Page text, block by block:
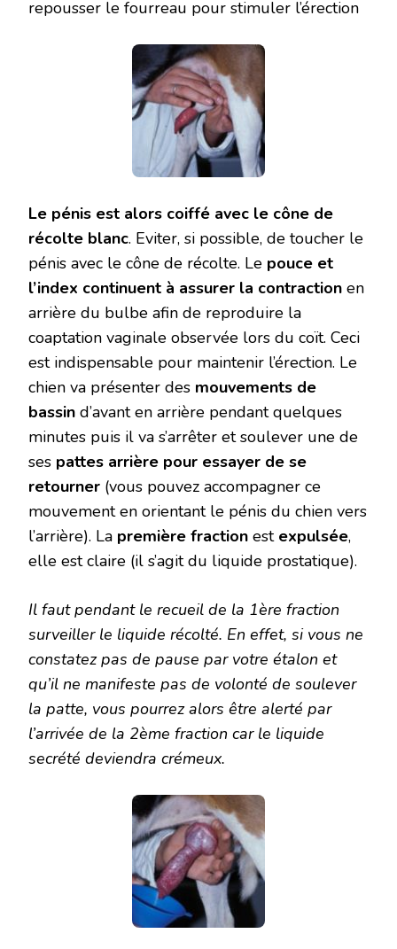
repousser le fourreau pour stimuler l’érection
Le pénis est alors coiffé avec le cône de
récolte blanc. Eviter, si possible, de toucher le
pénis avec le cône de récolte. Le pouce et
l’index continuent à assurer la contraction en
arrière du bulbe afin de reproduire la
coaptation vaginale observée lors du coït. Ceci
est indispensable pour maintenir l’érection. Le
chien va présenter des mouvements de
bassin d’avant en arrière pendant quelques
minutes puis il va s’arrêter et soulever une de
ses pattes arrière pour essayer de se
retourner (vous pouvez accompagner ce
mouvement en orientant le pénis du chien vers
l’arrière). La première fraction est expulsée,
elle est claire (il s’agit du liquide prostatique).
Il faut pendant le recueil de la 1ère fraction
surveiller le liquide récolté. En effet, si vous ne
constatez pas de pause par votre étalon et
qu’il ne manifeste pas de volonté de soulever
la patte, vous pourrez alors être alerté par
l’arrivée de la 2ème fraction car le liquide
secrété deviendra crémeux.